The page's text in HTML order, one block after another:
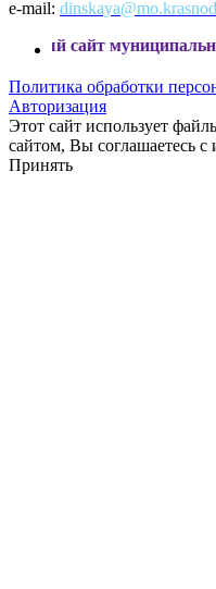
e-mail:
муниципального
Политика обработки
Авторизация
Этот сайт использует
сайтом, Вы соглашаетесь с
Принять